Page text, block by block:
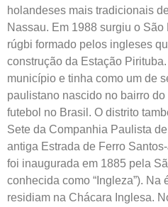
holandeses mais tradicionais
Nassau. Em 1988 surgiu o
rúgbi formado pelos ingleses
construção da Estação
município e tinha como um de
paulistano nascido no bairro
futebol no Brasil. O distrito
Sete da Companhia Paulista
antiga Estrada de Ferro
foi inaugurada em 1885 pela
conhecida como “Ingleza”). Na
residiam na Chácara Inglesa.